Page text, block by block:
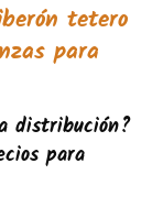
tetero
para
distribución?
para